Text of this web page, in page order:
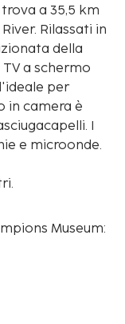
Rilassati in
della
a schermo
per
in camera è
I
e microonde.
Museum: